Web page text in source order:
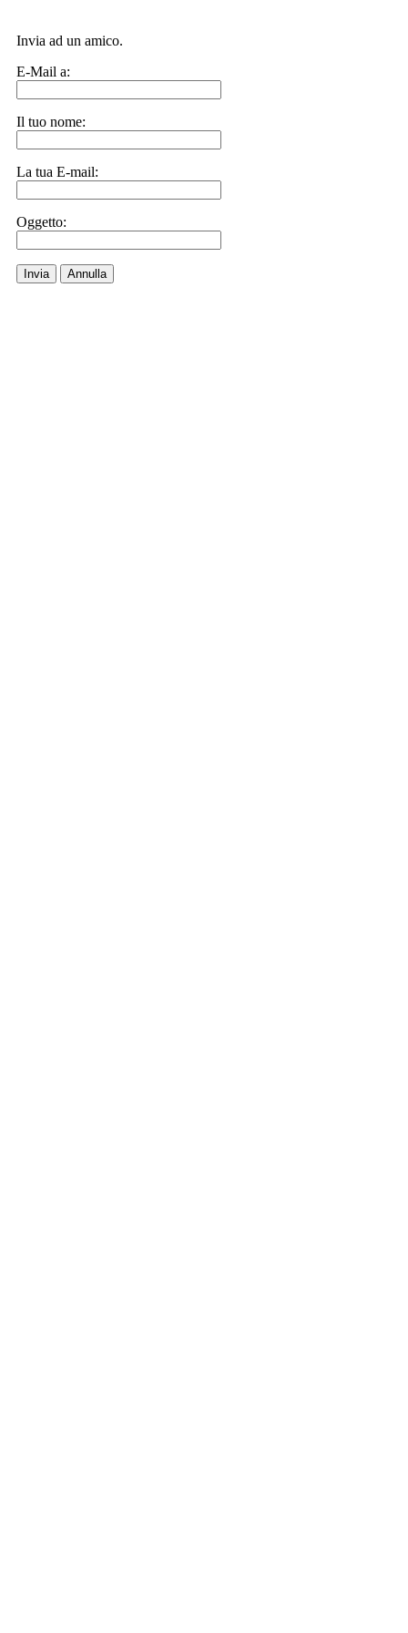
Invia ad un amico.
E-Mail a:
Il tuo nome:
La tua E-mail:
Oggetto:
Invia Annulla